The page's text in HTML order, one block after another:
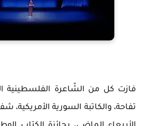
فازت كل من الشّاعرة الفلسطينية
تفاحة، والكاتبة السورية